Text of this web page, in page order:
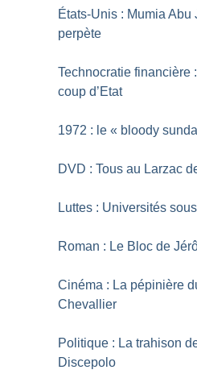
États-Unis : Mumia
perpète
Technocratie financière
coup d’Etat
1972 : le « bloody
DVD : Tous au Larzac
Luttes : Universités
Roman : Le Bloc de
Cinéma : La pépinière
Chevallier
Politique : La trahison
Discepolo